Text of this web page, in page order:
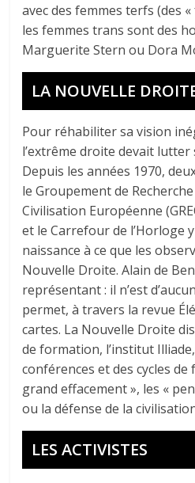
avec des femmes terfs (des
les femmes trans sont des
Marguerite Stern ou Dora
LA NOUVELLE
Pour réhabiliter sa vision
l’extrême droite devait
Depuis les années 1970,
le Groupement de
Civilisation Européenne
et le Carrefour de l’Horloge
naissance à ce que les
Nouvelle Droite. Alain de
représentant : il n’est
permet, à travers la revue
cartes. La Nouvelle Droite
de formation, l’institut
conférences et des cycles
grand effacement », les «
ou la défense de la
LES ACTIVISTES